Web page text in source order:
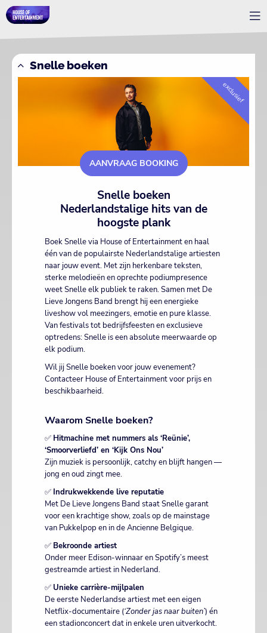
Snelle boeken
exclusief
AANVRAAG BOOKING
Snelle boeken
Nederlandstalige hits van de
hoogste plank
Boek Snelle via House of Entertainment en haal
één van de populairste Nederlandstalige artiesten
naar jouw event. Met zijn herkenbare teksten,
sterke melodieën en oprechte podiumpresence
weet Snelle elk publiek te raken. Samen met De
Lieve Jongens Band brengt hij een energieke
liveshow vol meezingers, emotie en pure klasse.
Van festivals tot bedrijfsfeesten en exclusieve
optredens: Snelle is een absolute meerwaarde op
elk podium.
Wil jij Snelle boeken voor jouw evenement?
Contacteer House of Entertainment voor prijs en
beschikbaarheid.
Waarom Snelle boeken?
✅ Hitmachine met nummers als ‘Reünie’,
‘Smoorverliefd’ en ‘Kijk Ons Nou’
Zijn muziek is persoonlijk, catchy en blijft hangen —
jong en oud zingt mee.
✅ Indrukwekkende live reputatie
Met De Lieve Jongens Band staat Snelle garant
voor een krachtige show, zoals op de mainstage
van Pukkelpop en in de Ancienne Belgique.
✅ Bekroonde artiest
Onder meer Edison-winnaar en Spotify’s meest
gestreamde artiest in Nederland.
✅ Unieke carrière-mijlpalen
De eerste Nederlandse artiest met een eigen
Netflix-documentaire (‘Zonder jas naar buiten’) én
een stadionconcert dat in enkele uren uitverkocht.